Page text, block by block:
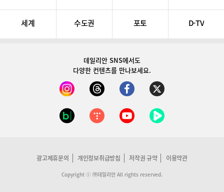
세계 수도권 포토 D-TV
데일리안 SNS에서도
다양한 컨텐츠를 만나보세요.
광고제휴문의 개인정보취급방침 저작권 규약 이용약관
Copyright ⓒ ㈜데일리안 All rights reserved.